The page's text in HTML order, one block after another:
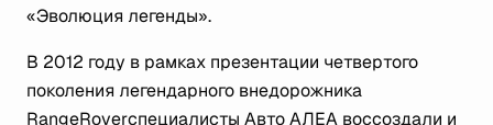
«Эволюция легенды».
В 2012 году в рамках презентации четвертого
поколения легендарного внедорожника
RangeRoverспециалисты Авто АЛЕА воссоздали и